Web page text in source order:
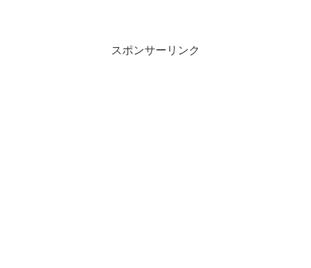
スポンサーリンク